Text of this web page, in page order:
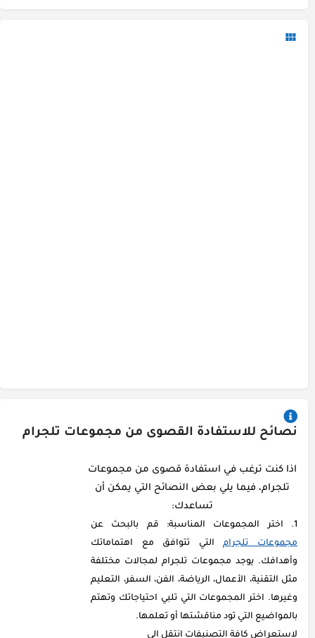
نصائح للاستفادة القصوى من مجموعات تلجرام
اذا كنت ترغب في استفادة قصوى من مجموعات
تلجرام، فيما يلي بعض النصائح التي يمكن أن
تساعدك:
اختر المجموعات المناسبة: قم بالبحث عن
مجموعات تلجرامالتي تتوافق مع اهتماماتك
وأهدافك. يوجد مجموعات تلجرام لمجالات مختلفة
مثل التقنية، الأعمال، الرياضة، الفن، السفر، التعليم
وغيرها. اختر المجموعات التي تلبي احتياجاتك وتهتم
بالمواضيع التي تود مناقشتها أو تعلمها.
لاستعراض كافة التصنيفات انتقل الى